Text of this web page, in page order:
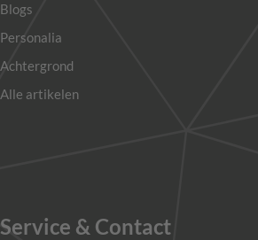
Blogs
Personalia
Achtergrond
Alle artikelen
Service & Contact